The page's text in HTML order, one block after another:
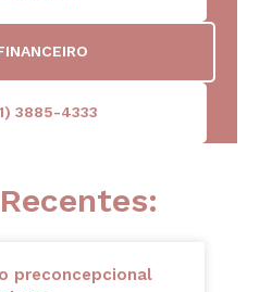
3885-4333
preconcepcional